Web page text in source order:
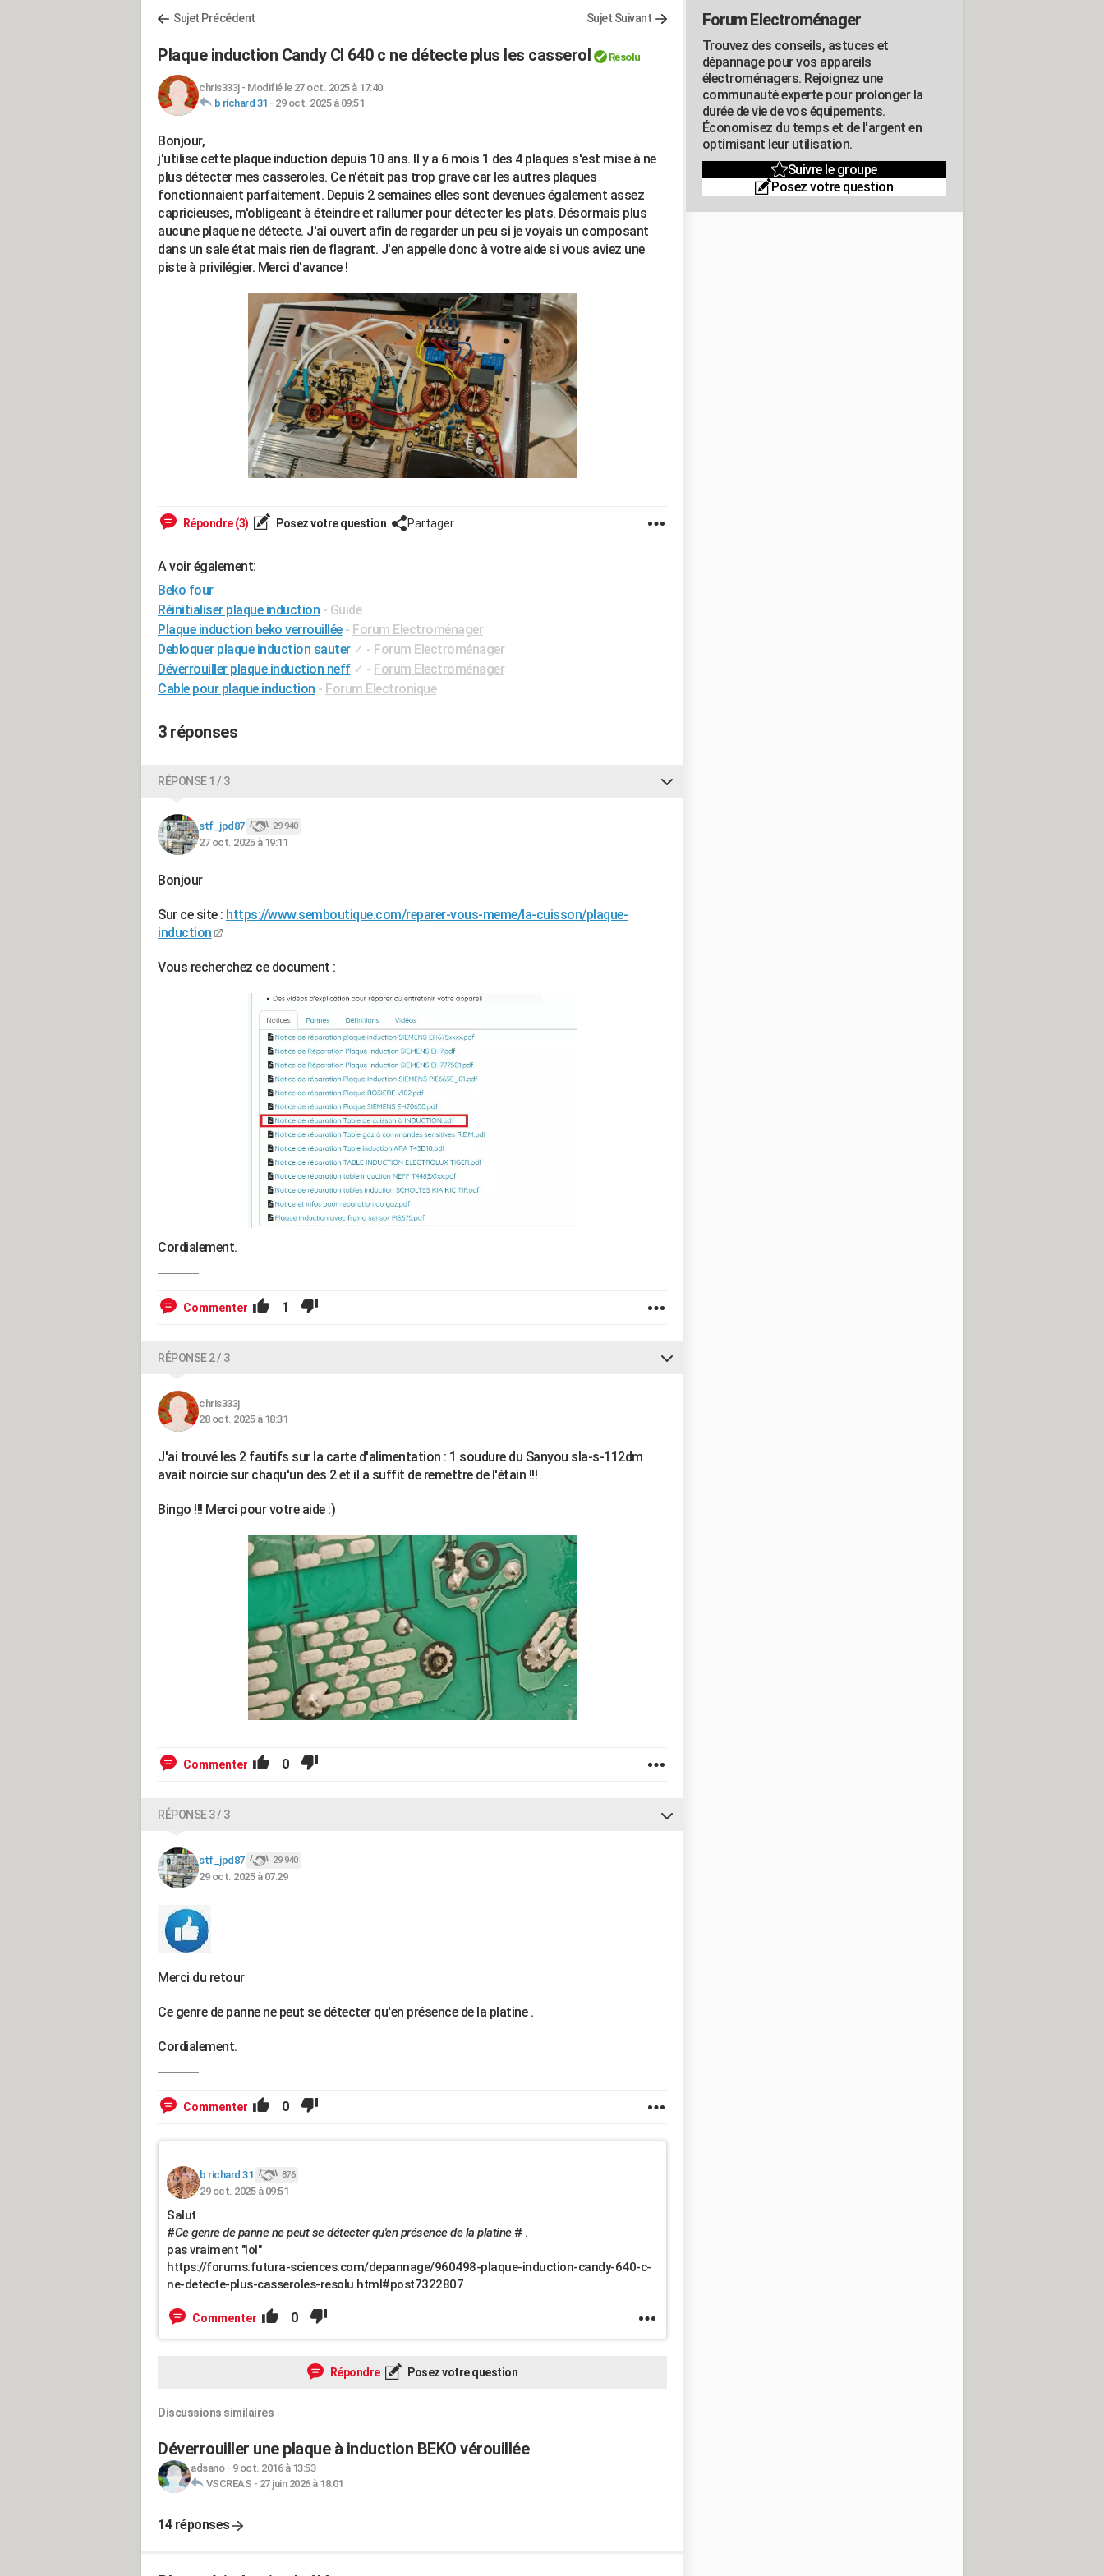
Sujet Précédent Sujet Suivant
Plaque induction Candy CI 640 c ne détecte plus les casserol Résolu
chris333j- Modifié le 27 oct. 2025 à 17:40
b richard 31 - 29 oct. 2025 à 09:51
Bonjour,
j'utilise cette plaque induction depuis 10 ans. Il y a 6 mois 1 des 4 plaques s'est mise à ne
plus détecter mes casseroles. Ce n'était pas trop grave car les autres plaques
fonctionnaient parfaitement. Depuis 2 semaines elles sont devenues également assez
capricieuses, m'obligeant à éteindre et rallumer pour détecter les plats. Désormais plus
aucune plaque ne détecte. J'ai ouvert afin de regarder un peu si je voyais un composant
dans un sale état mais rien de flagrant. J'en appelle donc à votre aide si vous aviez une
piste à privilégier. Merci d'avance !
Répondre (3) Posez votre question Partager
A voir également:
Beko four
Réinitialiser plaque induction - Guide
Plaque induction beko verrouillée - Forum Electroménager
Debloquer plaque induction sauter ✓ - Forum Electroménager
Déverrouiller plaque induction neff ✓ - Forum Electroménager
Cable pour plaque induction - Forum Electronique
3 réponses
RÉPONSE 1 / 3
stf_jpd87 29 940
27 oct. 2025 à 19:11
Bonjour
Sur ce site : https://www.semboutique.com/reparer-vous-meme/la-cuisson/plaque-
induction
Vous recherchez ce document :
Cordialement.
Commenter 1
RÉPONSE 2 / 3
chris333j
28 oct. 2025 à 18:31
J'ai trouvé les 2 fautifs sur la carte d'alimentation : 1 soudure du Sanyou sla-s-112dm
avait noircie sur chaqu'un des 2 et il a suffit de remettre de l'étain !!!
Bingo !!! Merci pour votre aide :)
Commenter 0
RÉPONSE 3 / 3
stf_jpd87 29 940
29 oct. 2025 à 07:29
Merci du retour
Ce genre de panne ne peut se détecter qu'en présence de la platine .
Cordialement.
Commenter 0
b richard 31 876
29 oct. 2025 à 09:51
Salut
#Ce genre de panne ne peut se détecter qu'en présence de la platine # .
pas vraiment "lol"
https://forums.futura-sciences.com/depannage/960498-plaque-induction-candy-640-c-
ne-detecte-plus-casseroles-resolu.html#post7322807
Commenter 0
Répondre Posez votre question
Discussions similaires
Déverrouiller une plaque à induction BEKO vérouillée
adsano- 9 oct. 2016 à 13:53
VSCREAS - 27 juin 2026 à 18:01
14 réponses
Forum Electroménager
Trouvez des conseils, astuces et
dépannage pour vos appareils
électroménagers. Rejoignez une
communauté experte pour prolonger la
durée de vie de vos équipements.
Économisez du temps et de l'argent en
optimisant leur utilisation.
Suivre le groupe
Posez votre question